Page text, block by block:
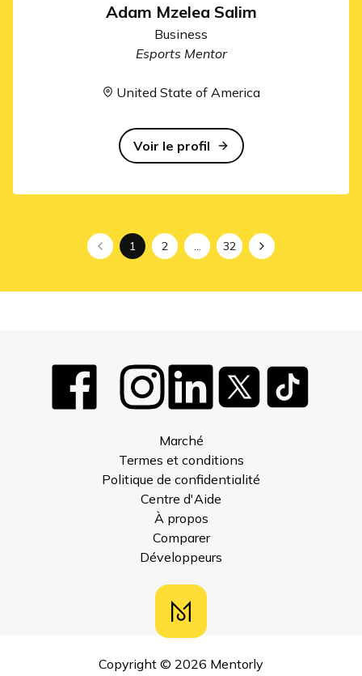
Adam Mzelea Salim
Business
Esports Mentor
United State of America
Voir le profil
1 2 … 32
Marché
Termes et conditions
Politique de confidentialité
Centre d'Aide
À propos
Comparer
Développeurs
Copyright © 2026 Mentorly